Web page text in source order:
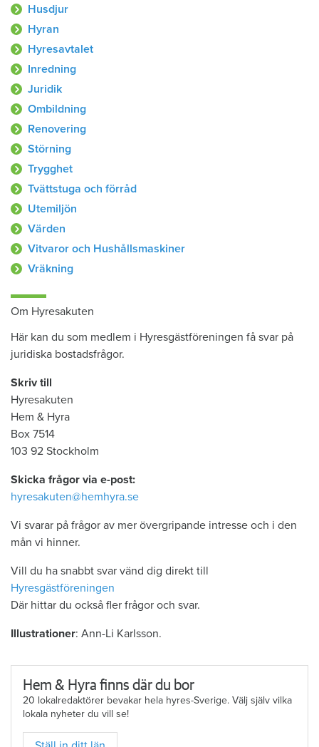
Husdjur
Hyran
Hyresavtalet
Inredning
Juridik
Ombildning
Renovering
Störning
Trygghet
Tvättstuga och förråd
Utemiljön
Värden
Vitvaror och Hushållsmaskiner
Vräkning
Om Hyresakuten
Här kan du som medlem i Hyresgästföreningen få svar på
juridiska bostadsfrågor.
Skriv till
Hyresakuten
Hem & Hyra
Box 7514
103 92 Stockholm
Skicka frågor via e-post:
hyresakuten@hemhyra.se
Vi svarar på frågor av mer övergripande intresse och i den
mån vi hinner.
Vill du ha snabbt svar vänd dig direkt till
Hyresgästföreningen
Där hittar du också fler frågor och svar.
Illustrationer: Ann-Li Karlsson.
Hem & Hyra finns där du bor
20 lokalredaktörer bevakar hela hyres-Sverige. Välj själv vilka
lokala nyheter du vill se!